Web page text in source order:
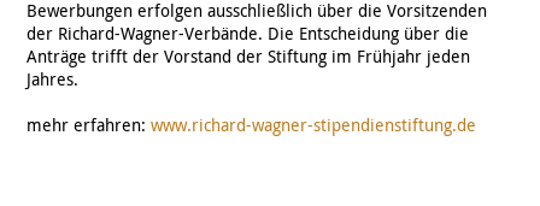
Bewerbungen erfolgen ausschließlich über die Vorsitzenden
der Richard-Wagner-Verbände. Die Entscheidung über die
Anträge trifft der Vorstand der Stiftung im Frühjahr jeden
Jahres.
mehr erfahren:www.richard-wagner-stipendienstiftung.de